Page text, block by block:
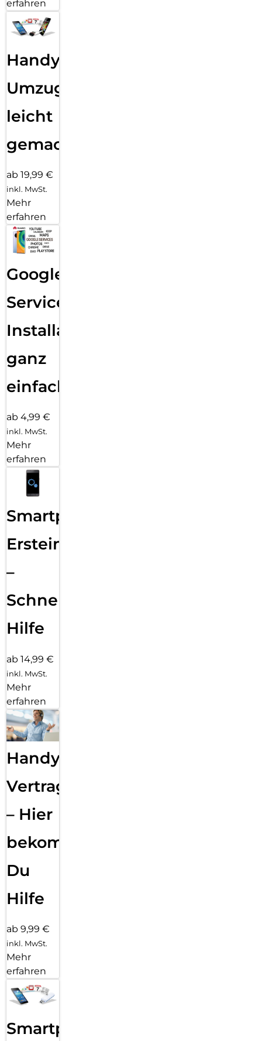
erfahren
Handy
Umzug
leicht
gemacht!
ab 19,99 €
inkl. MwSt.
Mehr
erfahren
Google
Services
Installation
ganz
einfach
ab 4,99 €
inkl. MwSt.
Mehr
erfahren
Smartphone
Ersteinrichtung
–
Schnelle
Hilfe
ab 14,99 €
inkl. MwSt.
Mehr
erfahren
Handy
Vertragsabwicklung
– Hier
bekommst
Du
Hilfe
ab 9,99 €
inkl. MwSt.
Mehr
erfahren
Smartphone